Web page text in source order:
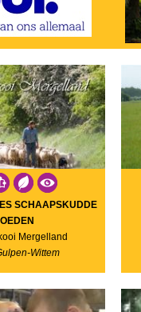
SCHAAPSKUDDE
Mergelland
Wittem